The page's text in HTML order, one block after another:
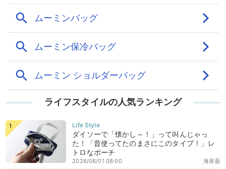
ライフスタイルの人気ランキング
ダイソーで「懐かし～！」って叫んじゃっ
た！「昔使ってたのまさにこのタイプ！」レ
トロなポーチ
海原藍
2026/08/01 08:00